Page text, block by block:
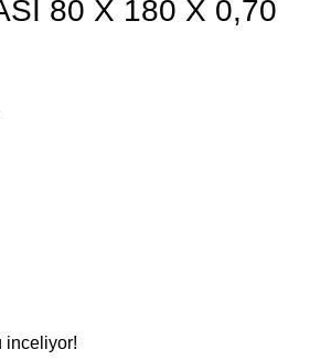
80 X 180 X 0,70
inceliyor!